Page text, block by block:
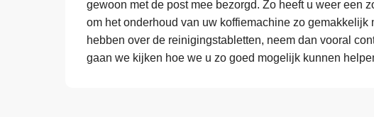
gewoon met de post mee bezorgd. Zo heeft u weer een
om het onderhoud van uw koffiemachine zo gemakkelijk
hebben over de reinigingstabletten, neem dan vooral
gaan we kijken hoe we u zo goed mogelijk kunnen